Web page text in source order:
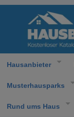
Hausanbieter
Musterhausparks
Rund ums Haus